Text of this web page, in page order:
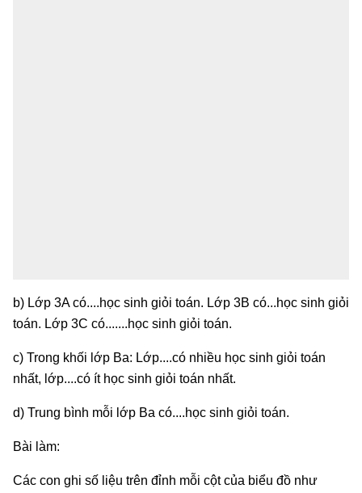
b) Lớp 3A có....học sinh giỏi toán. Lớp 3B có...học sinh giỏi
toán. Lớp 3C có.......học sinh giỏi toán.
c) Trong khối lớp Ba: Lớp....có nhiều học sinh giỏi toán
nhất, lớp....có ít học sinh giỏi toán nhất.
d) Trung bình mỗi lớp Ba có....học sinh giỏi toán.
Bài làm:
Các con ghi số liệu trên đỉnh mỗi cột của biểu đồ như